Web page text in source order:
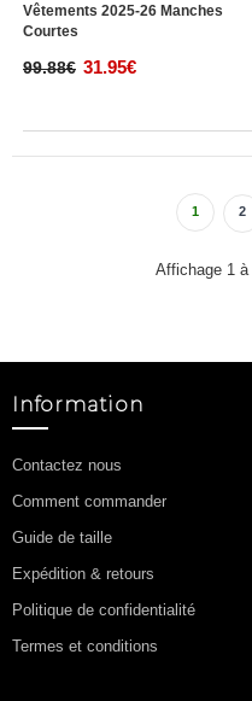
Vêtements 2025-26 Manches
Courtes
99.88€ 31.95€
1 2
Affichage 1 à
Information
Contactez nous
Comment commander
Guide de taille
Expédition & retours
Politique de confidentialité
Termes et conditions